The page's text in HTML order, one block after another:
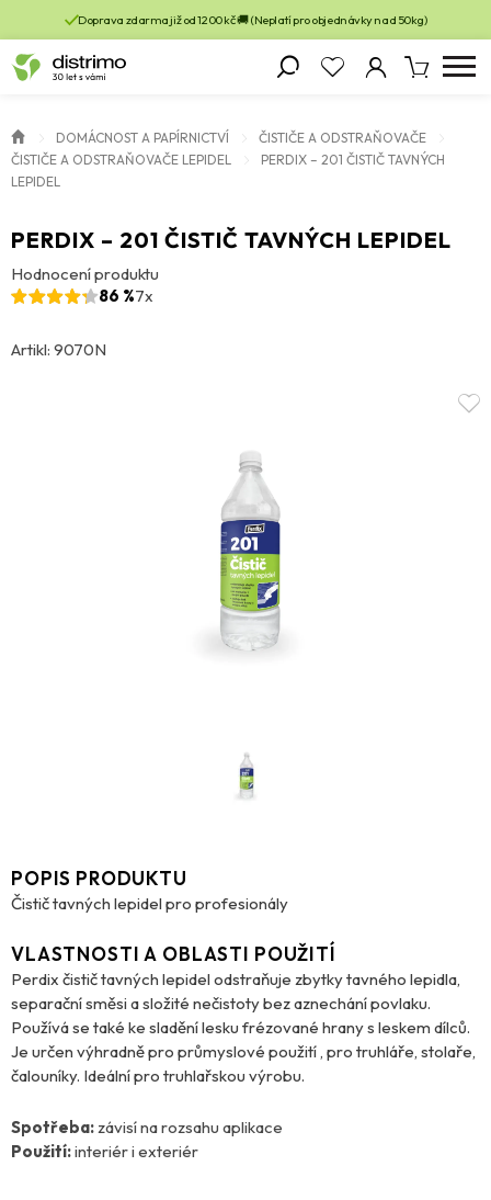
Doprava zdarma již od 1200 kč 🚚 (Neplatí pro objednávky nad 50kg)
DOMÁCNOST A PAPÍRNICTVÍ
ČISTIČE A ODSTRAŇOVAČE
ČISTIČE A ODSTRAŇOVAČE LEPIDEL
PERDIX – 201 ČISTIČ TAVNÝCH
LEPIDEL
PERDIX – 201 ČISTIČ TAVNÝCH LEPIDEL
Hodnocení produktu
86 %7x
Artikl: 9070N
POPIS PRODUKTU
Čistič tavných lepidel pro profesionály
VLASTNOSTI A OBLASTI POUŽITÍ
Perdix čistič tavných lepidel odstraňuje zbytky tavného lepidla,
separační směsi a složité nečistoty bez aznechání povlaku.
Používá se také ke sladění lesku frézované hrany s leskem dílců.
Je určen výhradně pro průmyslové použití , pro truhláře, stolaře,
čalouníky. Ideální pro truhlařskou výrobu.
Spotřeba:závisí na rozsahu aplikace
Použití:interiér i exteriér